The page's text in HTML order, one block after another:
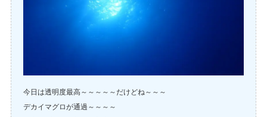
今日は透明度最高～～～～～だけどね～～～
デカイマグロが通過～～～～